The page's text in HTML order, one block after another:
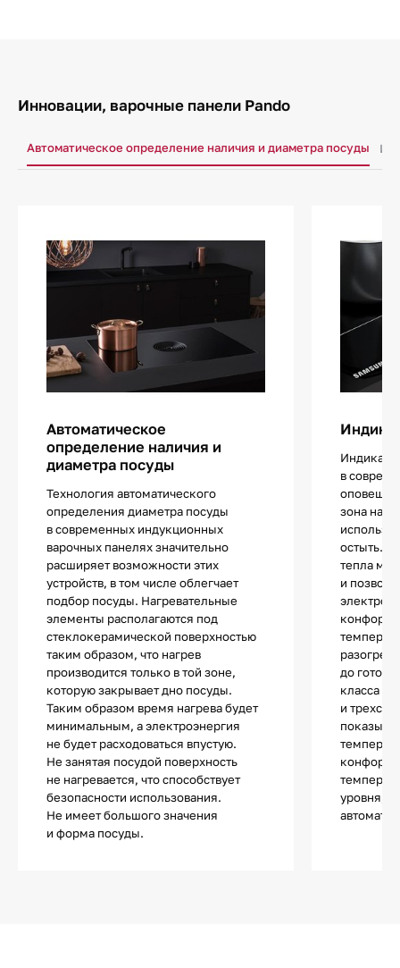
Инновации, варочные панели Pando
Автоматическое определение наличия и диаметра посуды
Автоматическое
определение наличия и
диаметра посуды
Технология автоматического
определения диаметра посуды
в современных индукционных
варочных панелях значительно
расширяет возможности этих
устройств, в том числе облегчает
подбор посуды. Нагревательные
элементы располагаются под
стеклокерамической поверхностью
таким образом, что нагрев
производится только в той зоне,
которую закрывает дно посуды.
Таким образом время нагрева будет
минимальным, а электроэнергия
не будет расходоваться впустую.
Не занятая посудой поверхность
не нагревается, что способствует
безопасности использования.
Не имеет большого значения
и форма посуды.
в
зона
остыть.
тепла
и
до
класса
и
конфорки
уровня,